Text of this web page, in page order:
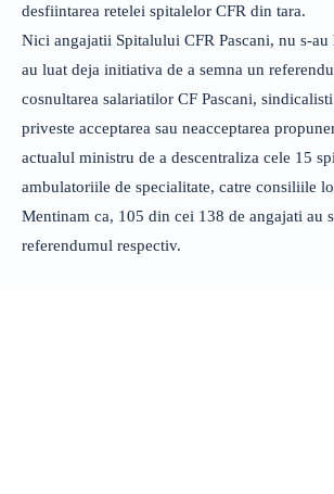
desfiintarea retelei spitalelor CFR din tara.
Nici angajatii Spitalului CFR Pascani, nu s-au
au luat deja initiativa de a semna un
cosnultarea salariatilor CF Pascani,
priveste acceptarea sau neacceptarea
actualul ministru de a descentraliza cele 15
ambulatoriile de specialitate, catre consiliile
Mentinam ca, 105 din cei 138 de angajati au
referendumul respectiv.